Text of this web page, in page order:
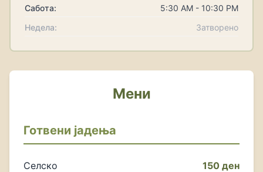
Сабота:
5:30 AM - 10:30 PM
Недела:
Затворено
Мени
Готвени јадења
Селско 150 ден